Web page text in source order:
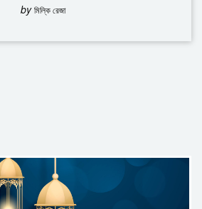
byমিল্কি রেজা